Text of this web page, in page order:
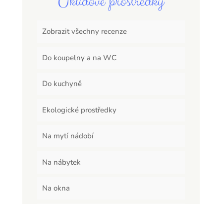
Zobrazit všechny recenze
Do koupelny a na WC
Do kuchyně
Ekologické prostředky
Na mytí nádobí
Na nábytek
Na okna